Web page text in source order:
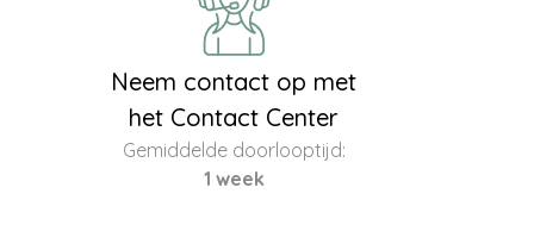
Neem contact op met
het Contact Center
Gemiddelde doorlooptijd:
1 week